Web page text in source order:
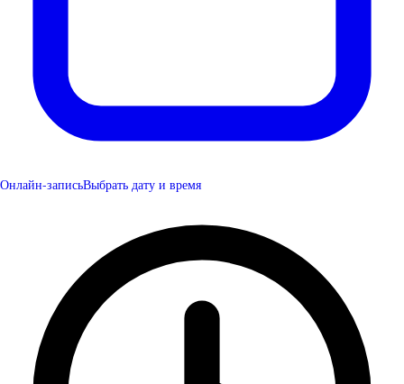
Онлайн-записьВыбрать дату и время